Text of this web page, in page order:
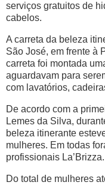
serviços gratuitos de
cabelos.
A carreta da beleza
São José, em frente à
carreta foi montada
aguardavam para
com lavatórios,
De acordo com a
Lemes da Silva,
beleza itinerante
mulheres. Em todas
profissionais La’Brizza.
Do total de mulheres